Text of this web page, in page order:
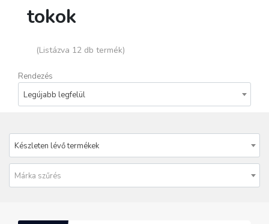
tokok
(Listázva 12 db termék)
Rendezés
Legújabb legfelül
Készleten lévő termékek
Márka szűrés